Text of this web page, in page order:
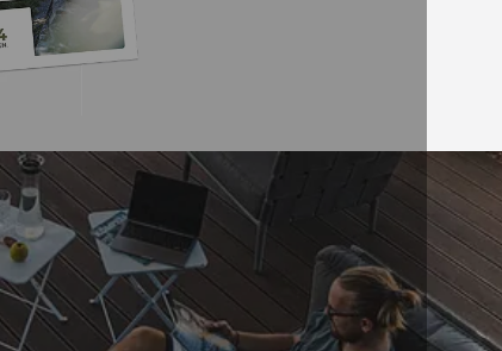
„Problemlos bestellt und geliefert.
Gerne wieder. “
07.08.2026